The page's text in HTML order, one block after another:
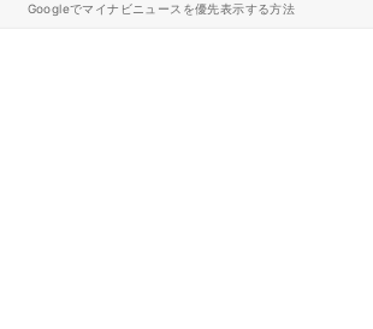
Googleでマイナビニュースを優先表示する方法